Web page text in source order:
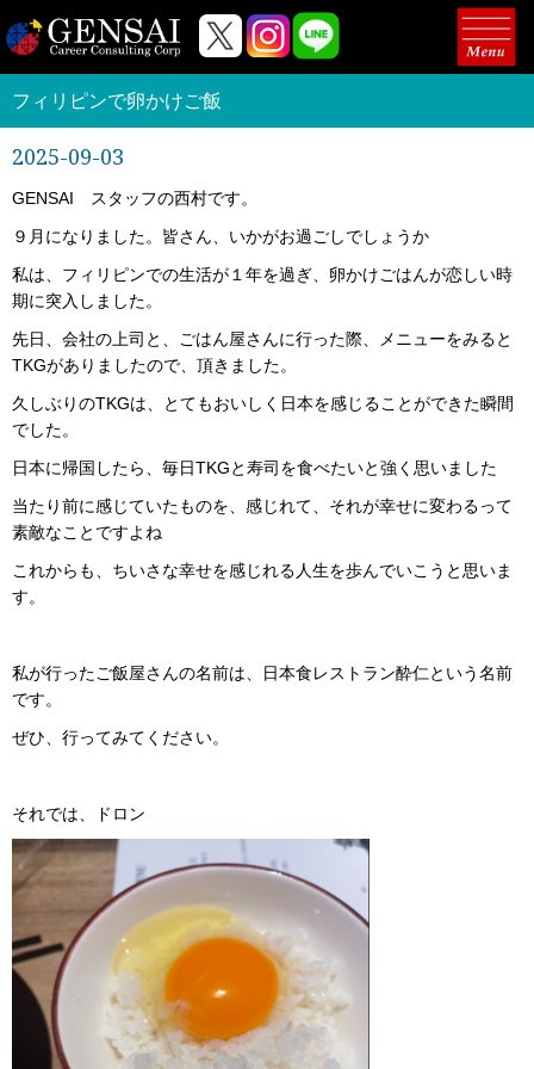
フィリピンで卵かけご飯
2025-09-03
GENSAI スタッフの西村です。
９月になりました。皆さん、いかがお過ごしでしょうか
私は、フィリピンでの生活が１年を過ぎ、卵かけごはんが恋しい時
期に突入しました。
先日、会社の上司と、ごはん屋さんに行った際、メニューをみると
TKGがありましたので、頂きました。
久しぶりのTKGは、とてもおいしく日本を感じることができた瞬間
でした。
日本に帰国したら、毎日TKGと寿司を食べたいと強く思いました
当たり前に感じていたものを、感じれて、それが幸せに変わるって
素敵なことですよね
これからも、ちいさな幸せを感じれる人生を歩んでいこうと思いま
す。
私が行ったご飯屋さんの名前は、日本食レストラン酔仁という名前
です。
ぜひ、行ってみてください。
それでは、ドロン